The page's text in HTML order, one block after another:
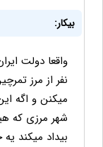
بیکار:
واقعا دولت
نفر از مرز
میکنن و اگه
شهر مرزی که
بیداد میکند